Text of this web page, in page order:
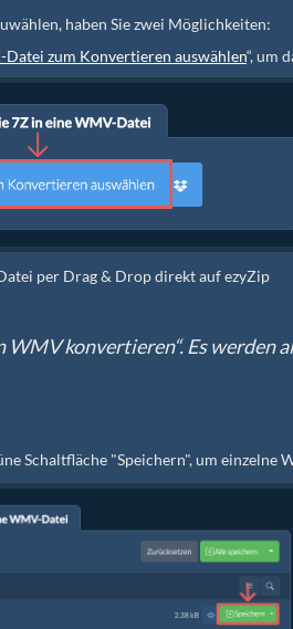
haben Sie zwei Möglichkeiten:
Datei zum Konvertieren auswählen“, um
per Drag & Drop direkt auf ezyZip
WMV konvertieren“. Es
Schaltfläche "Speichern", um